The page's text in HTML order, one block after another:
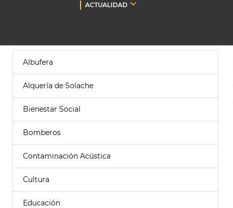
ACTUALIDAD
Albufera
Alquería de Solache
Bienestar Social
Bomberos
Contaminación Acústica
Cultura
Educación